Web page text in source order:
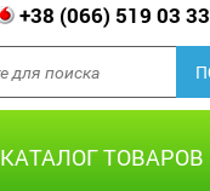
+38 (066) 519 03 33
КАТАЛОГ ТОВАРОВ